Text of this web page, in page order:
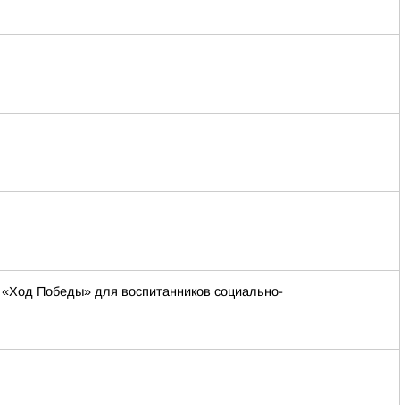
Победы» для воспитанников социально-